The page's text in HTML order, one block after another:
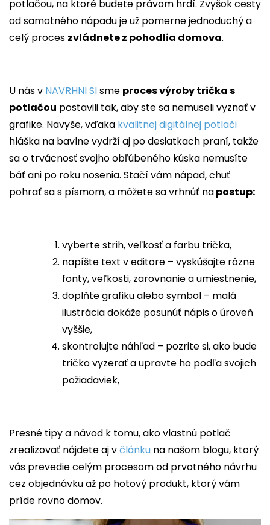
potlačou, na ktoré budete právom hrdí. Zvyšok cesty
od samotného nápadu je už pomerne jednoduchý a
celý proces zvládnete z pohodlia domova.
U nás v NAVRHNI SIsme proces výroby trička s
potlačou postavili tak, aby ste sa nemuseli vyznať v
grafike. Navyše, vďaka kvalitnej digitálnej potlači
hláška na bavlne vydrží aj po desiatkach praní, takže
sa o trvácnosť svojho obľúbeného kúska nemusíte
báť ani po roku nosenia. Stačí vám nápad, chuť
pohrať sa s písmom, a môžete sa vrhnúť napostup:
vyberte strih, veľkosť a farbu trička,
napíšte text v editore – vyskúšajte rôzne
fonty, veľkosti, zarovnanie a umiestnenie,
doplňte grafiku alebo symbol – malá
ilustrácia dokáže posunúť nápis o úroveň
vyššie,
skontrolujte náhľad – pozrite si, ako bude
tričko vyzerať a upravte ho podľa svojich
požiadaviek,
Presné tipy a návod k tomu, ako vlastnú potlač
zrealizovať nájdete aj včlánku na našom blogu, ktorý
vás prevedie celým procesom od prvotného návrhu
cez objednávku až po hotový produkt, ktorý vám
príde rovno domov.